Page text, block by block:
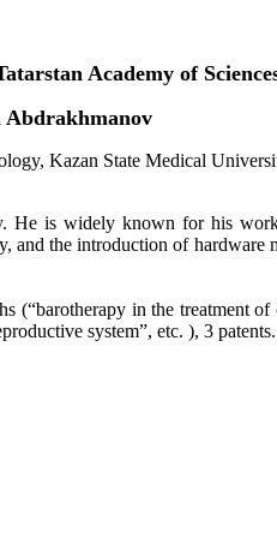
Academy of
Abdrakhmanov
Kazan State Medical
is widely known for his
and the introduction of
in the treatment
system”, etc. ), 3 patents.